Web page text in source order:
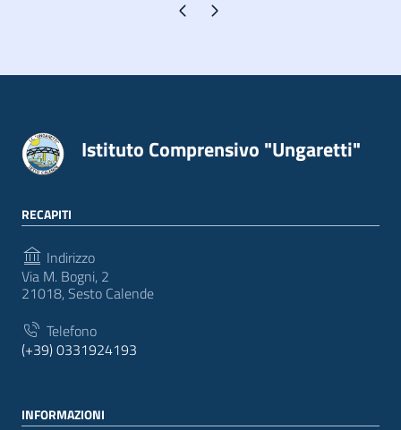
Pagina precedente
Pagina successiva
Istituto Comprensivo "Ungaretti"
RECAPITI
Indirizzo
Via M. Bogni, 2
21018, Sesto Calende
Telefono
(+39) 0331924193
INFORMAZIONI